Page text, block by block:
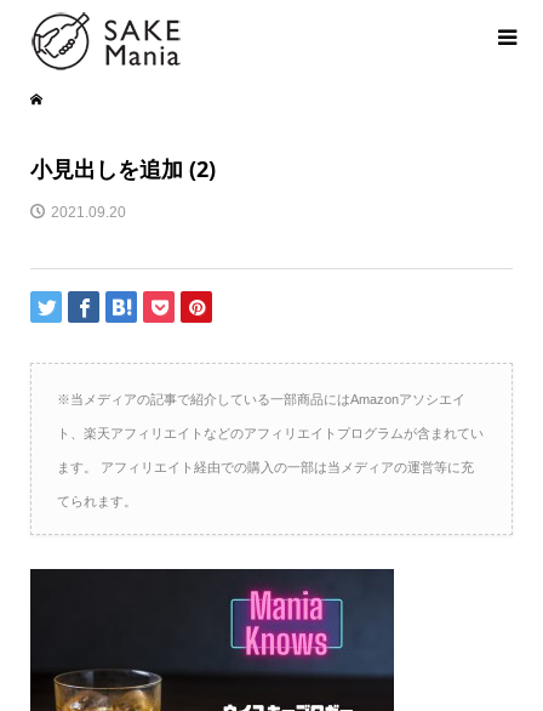
小見出しを追加 (2)
2021.09.20
※当メディアの記事で紹介している一部商品にはAmazonアソシエイ
ト、楽天アフィリエイトなどのアフィリエイトプログラムが含まれてい
ます。 アフィリエイト経由での購入の一部は当メディアの運営等に充
てられます。